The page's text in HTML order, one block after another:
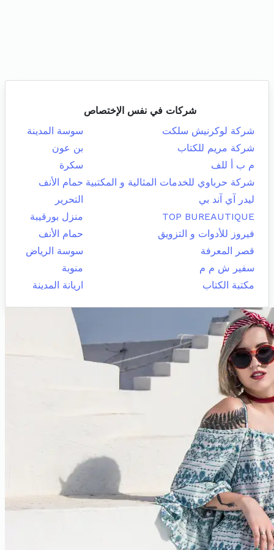
شركات في نفس الإختصاص
شركة لوكرنيش سلكت
سوسة المدينة
شركة مريم للكتاب
بن عون
م ب أ للف
سكرة
شركة حرباوي للخدمات المثالية و المكتبية حمام الأنف
ليدر آي آند بي
التحرير
TOP BUREAUTIQUE
منزل بورقيبة
فيروز للأدوات و التزويق
حمام الأنف
قصر المعرفة
سوسة الرياض
سفير ش م م
منوبة
مكتبة الكتاب
اريانة المدينة